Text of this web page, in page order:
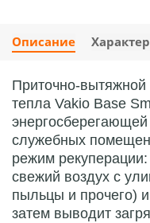
Описание
Приточно-вытяжной
тепла Vakio Base
служебных
режим
свежий воздух с
пыльцы и прочего)
затем выводит